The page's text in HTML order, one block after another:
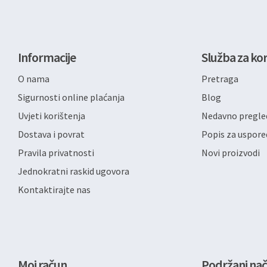
Informacije
O nama
Sigurnosti online plaćanja
Uvjeti korištenja
Dostava i povrat
Pravila privatnosti
Jednokratni raskid ugovora
Kontaktirajte nas
Služba za
Pretraga
Blog
Nedavno
Popis za
Novi proizvodi